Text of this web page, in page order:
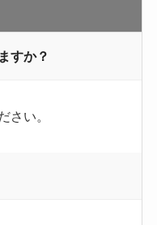
すか？
さい。